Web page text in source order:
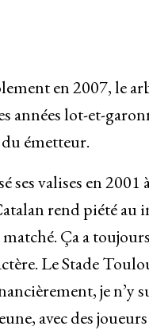
en 2007, le
lot-et-
émetteur.
ses valises en
rend piété au
Ça a
Le Stade
je n’y
avec des